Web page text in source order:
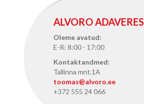
ALVORO ADAVERES
Oleme avatud:
E-R: 8:00 - 17:00
Kontaktandmed:
Tallinna mnt.1A
toomas@alvoro.ee
+372 555 24 066